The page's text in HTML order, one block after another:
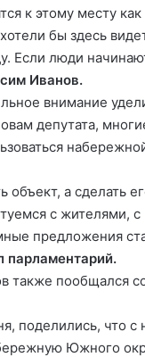
к этому месту
бы здесь
Если люди
Иванов.
внимание
депутата,
объект, а сделать
с жителями,
предложения
парламентарий.
также пообщался
поделились, что
Южного